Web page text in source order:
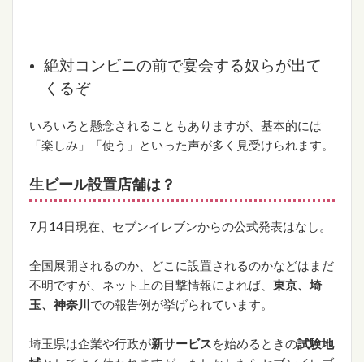
絶対コンビニの前で宴会する奴らが出て
くるぞ
いろいろと懸念されることもありますが、基本的には
「楽しみ」「使う」といった声が多く見受けられます。
生ビール設置店舗は？
7月14日現在、セブンイレブンからの公式発表はなし。
全国展開されるのか、どこに設置されるのかなどはまだ
不明ですが、ネット上の目撃情報によれば、 東京、埼
玉、神奈川 での報告例が挙げられています。
埼玉県は企業や行政が新サービスを始めるときの試験地